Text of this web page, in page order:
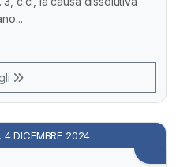
4 DICEMBRE 2024